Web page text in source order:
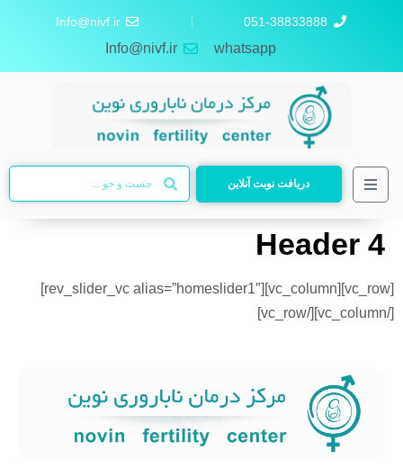
051-38833888
Info@nivf.ir
whatsapp
Info@nivf.ir
دریافت نوبت آنلاین
Header 4
[vc_row][vc_column][rev_slider_vc alias=”homeslider1″]
[/vc_column][/vc_row]